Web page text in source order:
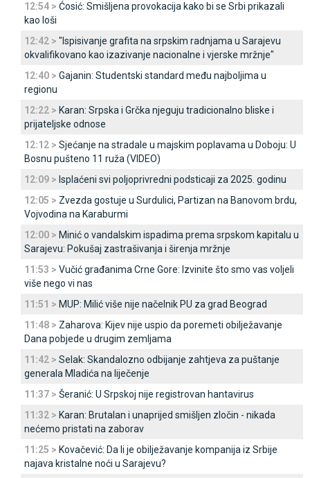
12:54 > Ćosić: Smišljena provokacija kako bi se Srbi prikazali
kao loši
12:42 > "Ispisivanje grafita na srpskim radnjama u Sarajevu
okvalifikovano kao izazivanje nacionalne i vjerske mržnje"
12:40 > Gajanin: Studentski standard među najboljima u
regionu
12:22 > Karan: Srpska i Grčka njeguju tradicionalno bliske i
prijateljske odnose
12:12 > Sjećanje na stradale u majskim poplavama u Doboju: U
Bosnu pušteno 11 ruža (VIDEO)
12:09 > Isplaćeni svi poljoprivredni podsticaji za 2025. godinu
12:05 > Zvezda gostuje u Surdulici, Partizan na Banovom brdu,
Vojvodina na Karaburmi
12:00 > Minić o vandalskim ispadima prema srpskom kapitalu u
Sarajevu: Pokušaj zastrašivanja i širenja mržnje
11:53 > Vučić građanima Crne Gore: Izvinite što smo vas voljeli
više nego vi nas
11:51 > MUP: Milić više nije načelnik PU za grad Beograd
11:48 > Zaharova: Kijev nije uspio da poremeti obilježavanje
Dana pobjede u drugim zemljama
11:42 > Selak: Skandalozno odbijanje zahtjeva za puštanje
generala Mladića na liječenje
11:37 > Šeranić: U Srpskoj nije registrovan hantavirus
11:32 > Karan: Brutalan i unaprijed smišljen zločin - nikada
nećemo pristati na zaborav
11:25 > Kovačević: Da li je obilježavanje kompanija iz Srbije
najava kristalne noći u Sarajevu?